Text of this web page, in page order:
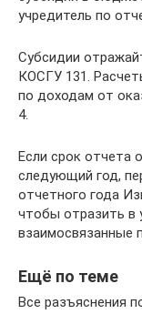
учредитель по
Субсидии
КОСГУ 131.
по доходам от
4.
Если срок отчета
следующий год,
отчетного года
чтобы отразить в
взаимосвязанные
Ещё по теме
Все разъяснения